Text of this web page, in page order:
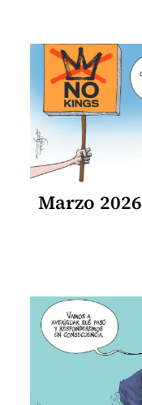
Marzo 2026